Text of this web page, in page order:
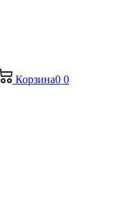
Корзина0 0